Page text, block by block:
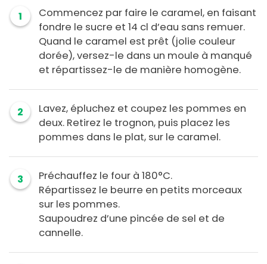
1
Commencez par faire le caramel, en faisant
fondre le sucre et 14 cl d’eau sans remuer.
Quand le caramel est prêt (jolie couleur
dorée), versez-le dans un moule à manqué
et répartissez-le de manière homogène.
2
Lavez, épluchez et coupez les pommes en
deux. Retirez le trognon, puis placez les
pommes dans le plat, sur le caramel.
3
Préchauffez le four à 180°C.
Répartissez le beurre en petits morceaux
sur les pommes.
Saupoudrez d’une pincée de sel et de
cannelle.